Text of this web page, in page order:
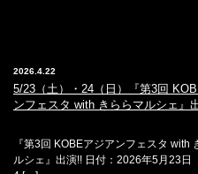
2026.4.22
5/23（土）・24（日）『第3回
ンフェスタ with きららマルシェ』
『第3回 KOBEアジアンフェスタ with
ルシェ』出演!! 日付：2026年5月23日